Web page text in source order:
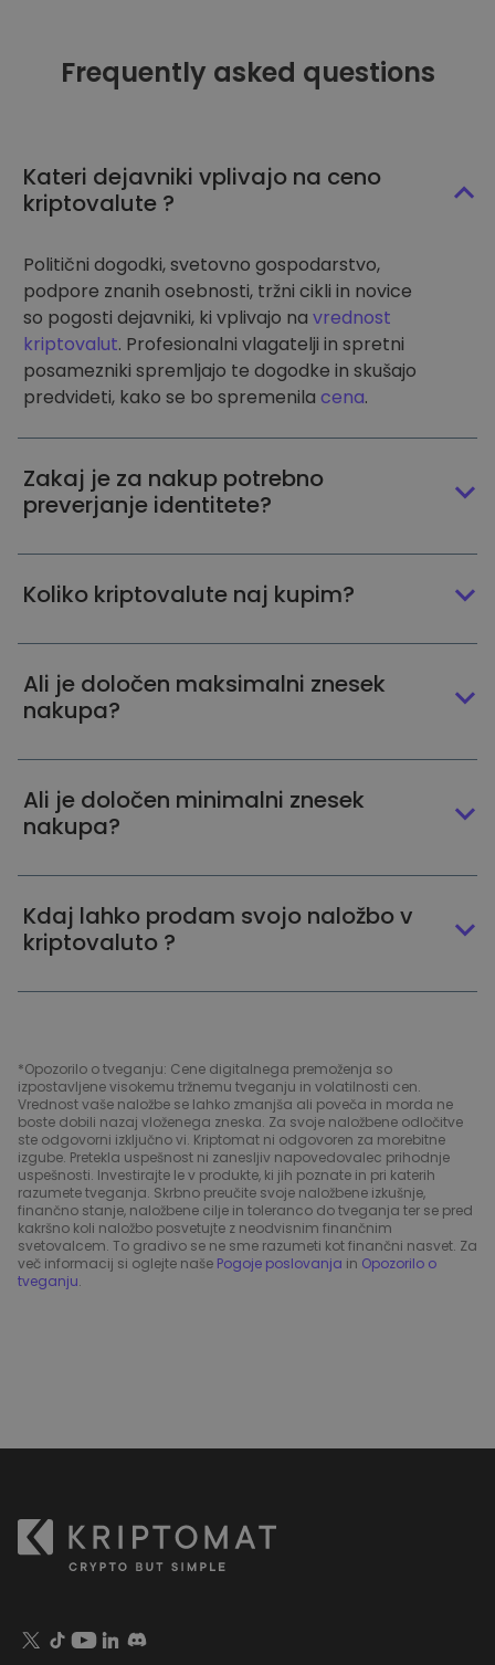
Frequently asked questions
Kateri dejavniki vplivajo na ceno
kriptovalute ?
Politični dogodki, svetovno gospodarstvo,
podpore znanih osebnosti, tržni cikli in novice
so pogosti dejavniki, ki vplivajo na vrednost
kriptovalut. Profesionalni vlagatelji in spretni
posamezniki spremljajo te dogodke in skušajo
predvideti, kako se bo spremenila cena.
Zakaj je za nakup potrebno
preverjanje identitete?
Koliko kriptovalute naj kupim?
Ali je določen maksimalni znesek
nakupa?
Ali je določen minimalni znesek
nakupa?
Kdaj lahko prodam svojo naložbo v
kriptovaluto ?
*Opozorilo o tveganju: Cene digitalnega premoženja so
izpostavljene visokemu tržnemu tveganju in volatilnosti cen.
Vrednost vaše naložbe se lahko zmanjša ali poveča in morda ne
boste dobili nazaj vloženega zneska. Za svoje naložbene odločitve
ste odgovorni izključno vi. Kriptomat ni odgovoren za morebitne
izgube. Pretekla uspešnost ni zanesljiv napovedovalec prihodnje
uspešnosti. Investirajte le v produkte, ki jih poznate in pri katerih
razumete tveganja. Skrbno preučite svoje naložbene izkušnje,
finančno stanje, naložbene cilje in toleranco do tveganja ter se pred
kakršno koli naložbo posvetujte z neodvisnim finančnim
svetovalcem. To gradivo se ne sme razumeti kot finančni nasvet. Za
več informacij si oglejte naše Pogoje poslovanja in Opozorilo o
tveganju.